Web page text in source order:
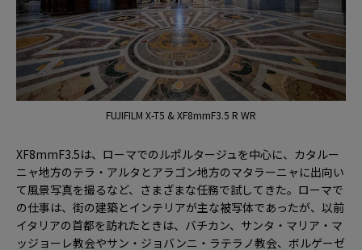
FUJIFILM X-T5 & XF8mmF3.5 R WR
XF8mmF3.5は、ローマでのルポルタージュを中心に、カタルー
ニャ地方のテラ・アルタとアラゴン地方のマタラーニャに出向い
て風景写真を撮るなど、さまざまな任務で試してきた。ローマで
の仕事は、街の建築とインテリアが主な被写体であったが、以前
イタリアの首都を訪れたときは、バチカン、サンタ・マリア・マ
ッジョーレ教会やサン・ジョバンニ・ラテラノ教会、ボルゲーゼ